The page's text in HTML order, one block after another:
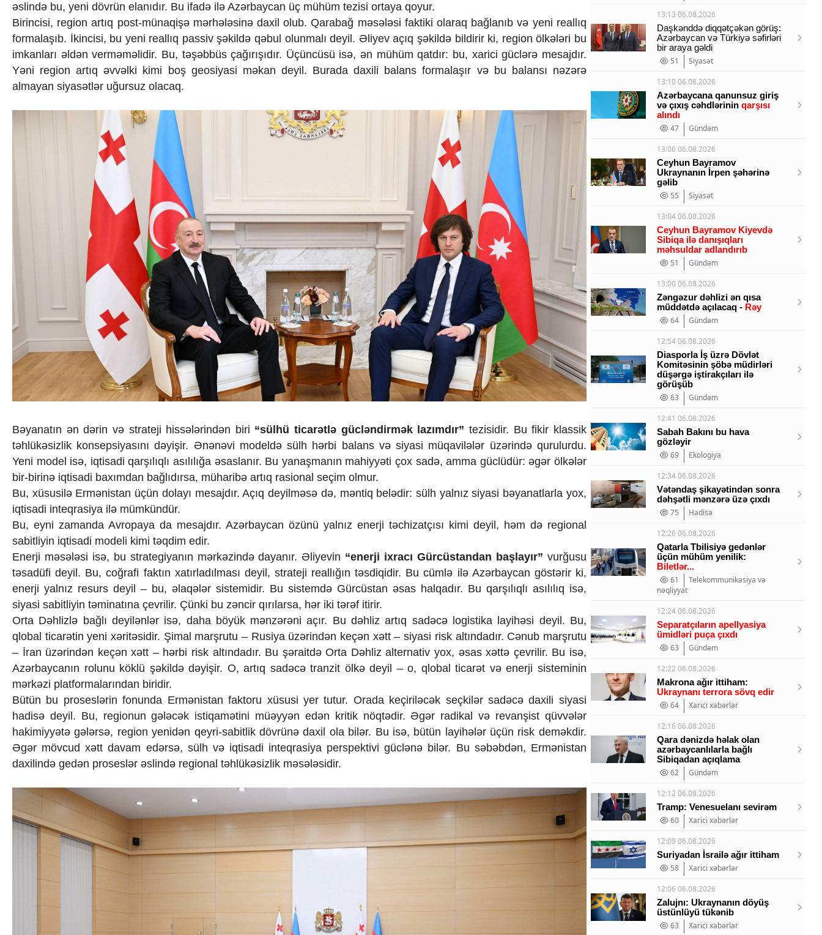
əslində bu, yeni dövrün elanıdır. Bu ifadə ilə Azərbaycan üç mühüm tezisi ortaya qoyur.
Birincisi, region artıq post-münaqişə mərhələsinə daxil olub. Qarabağ məsələsi faktiki olaraq bağlanıb və yeni reallıq
formalaşıb. İkincisi, bu yeni reallıq passiv şəkildə qəbul olunmalı deyil. Əliyev açıq şəkildə bildirir ki, region ölkələri bu
imkanları əldən verməməlidir. Bu, təşəbbüs çağırışıdır. Üçüncüsü isə, ən mühüm qatdır: bu, xarici güclərə mesajdır.
Yəni region artıq əvvəlki kimi boş geosiyasi məkan deyil. Burada daxili balans formalaşır və bu balansı nəzərə
almayan siyasətlər uğursuz olacaq.
Bəyanatın ən dərin və strateji hissələrindən biri “sülhü ticarətlə gücləndirmək lazımdır” tezisidir. Bu fikir klassik
təhlükəsizlik konsepsiyasını dəyişir. Ənənəvi modeldə sülh hərbi balans və siyasi müqavilələr üzərində qurulurdu.
Yeni model isə, iqtisadi qarşılıqlı asılılığa əsaslanır. Bu yanaşmanın mahiyyəti çox sadə, amma güclüdür: əgər ölkələr
bir-birinə iqtisadi baxımdan bağlıdırsa, müharibə artıq rasional seçim olmur.
Bu, xüsusilə Ermənistan üçün dolayı mesajdır. Açıq deyilməsə də, məntiq belədir: sülh yalnız siyasi bəyanatlarla yox,
iqtisadi inteqrasiya ilə mümkündür.
Bu, eyni zamanda Avropaya da mesajdır. Azərbaycan özünü yalnız enerji təchizatçısı kimi deyil, həm də regional
sabitliyin iqtisadi modeli kimi təqdim edir.
Enerji məsələsi isə, bu strategiyanın mərkəzində dayanır. Əliyevin “enerji ixracı Gürcüstandan başlayır” vurğusu
təsadüfi deyil. Bu, coğrafi faktın xatırladılması deyil, strateji reallığın təsdiqidir. Bu cümlə ilə Azərbaycan göstərir ki,
enerji yalnız resurs deyil – bu, əlaqələr sistemidir. Bu sistemdə Gürcüstan əsas halqadır. Bu qarşılıqlı asılılıq isə,
siyasi sabitliyin təminatına çevrilir. Çünki bu zəncir qırılarsa, hər iki tərəf itirir.
Orta Dəhlizlə bağlı deyilənlər isə, daha böyük mənzərəni açır. Bu dəhliz artıq sadəcə logistika layihəsi deyil. Bu,
qlobal ticarətin yeni xəritəsidir. Şimal marşrutu – Rusiya üzərindən keçən xətt – siyasi risk altındadır. Cənub marşrutu
– İran üzərindən keçən xətt – hərbi risk altındadır. Bu şəraitdə Orta Dəhliz alternativ yox, əsas xəttə çevrilir. Bu isə,
Azərbaycanın rolunu köklü şəkildə dəyişir. O, artıq sadəcə tranzit ölkə deyil – o, qlobal ticarət və enerji sisteminin
mərkəzi platformalarından biridir.
Bütün bu proseslərin fonunda Ermənistan faktoru xüsusi yer tutur. Orada keçiriləcək seçkilər sadəcə daxili siyasi
hadisə deyil. Bu, regionun gələcək istiqamətini müəyyən edən kritik nöqtədir. Əgər radikal və revanşist qüvvələr
hakimiyyətə gələrsə, region yenidən qeyri-sabitlik dövrünə daxil ola bilər. Bu isə, bütün layihələr üçün risk deməkdir.
Əgər mövcud xətt davam edərsə, sülh və iqtisadi inteqrasiya perspektivi güclənə bilər. Bu səbəbdən, Ermənistan
daxilində gedən proseslər əslində regional təhlükəsizlik məsələsidir.
13:13 06.08.2026
Daşkənddə diqqətçəkən görüş:
Azərbaycan və Türkiyə səfirləri
bir araya gəldi
51
Siyasət
13:10 06.08.2026
Azərbaycana qanunsuz giriş
və çıxış cəhdlərinin qarşısı
alındı
47
Gündəm
13:06 06.08.2026
Ceyhun Bayramov
Ukraynanın İrpen şəhərinə
gəlib
55
Siyasət
13:04 06.08.2026
Ceyhun Bayramov Kiyevdə
Sibiqa ilə danışıqları
məhsuldar adlandırıb
51
Gündəm
13:00 06.08.2026
Zəngəzur dəhlizi ən qısa
müddətdə açılacaq - Rəy
64
Gündəm
12:54 06.08.2026
Diasporla İş üzrə Dövlət
Komitəsinin şöbə müdirləri
düşərgə iştirakçıları ilə
görüşüb
63
Gündəm
12:41 06.08.2026
Sabah Bakını bu hava
gözləyir
69
Ekologiya
12:34 06.08.2026
Vətəndaş şikayətindən sonra
dəhşətli mənzərə üzə çıxdı
75
Hadisə
12:26 06.08.2026
Qatarla Tbilisiyə gedənlər
üçün mühüm yenilik:
Biletlər...
61
Telekommunikasiya və
nəqliyyat
12:24 06.08.2026
Separatçıların apellyasiya
ümidləri puça çıxdı
63
Gündəm
12:22 06.08.2026
Makrona ağır ittiham:
Ukraynanı terrora sövq edir
64
Xarici xəbərlər
12:16 06.08.2026
Qara dənizdə həlak olan
azərbaycanlılarla bağlı
Sibiqadan açıqlama
62
Gündəm
12:12 06.08.2026
Tramp: Venesuelanı sevirəm
60
Xarici xəbərlər
12:09 06.08.2026
Suriyadan İsrailə ağır ittiham
58
Xarici xəbərlər
12:06 06.08.2026
Zalujnı: Ukraynanın döyüş
üstünlüyü tükənib
63
Xarici xəbərlər